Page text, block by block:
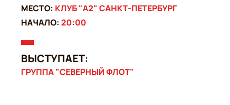
МЕСТО: КЛУБ "А2" САНКТ-ПЕТЕРБУРГ
НАЧАЛО: 20:00
ВЫСТУПАЕТ:
ГРУППА "СЕВЕРНЫЙ ФЛОТ"